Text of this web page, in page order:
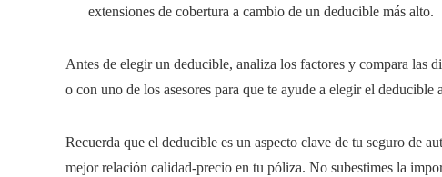
extensiones de cobertura a cambio de un deducible más alto.
Antes de elegir un deducible, analiza los factores y compara las
o con uno de los asesores para que te ayude a elegir el deducible
Recuerda que el deducible es un aspecto clave de tu seguro de
mejor relación calidad-precio en tu póliza. No subestimes la